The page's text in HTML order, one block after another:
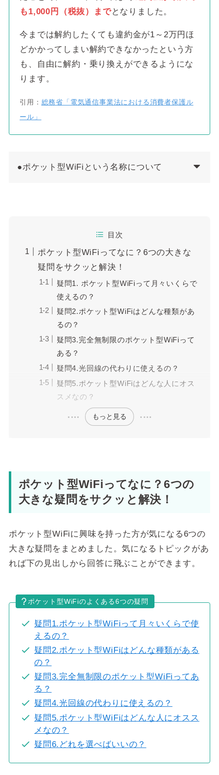
も1,000円（税抜）までとなりました。
今までは解約したくても違約金が1～2万円ほ
どかかってしまい解約できなかったという方
も、自由に解約・乗り換えができるようにな
ります。
引用： 総務省「電気通信事業法における消費者保護ル
ール」
●ポケット型WiFiという名称について
目次
ポケット型WiFiってなに？6つの大きな
疑問をサクッと解決！
疑問1. ポケット型WiFiって月々いくらで
使えるの？
疑問2.ポケット型WiFiはどんな種類があ
るの？
疑問3.完全無制限のポケット型WiFiって
ある？
疑問4.光回線の代わりに使えるの？
疑問5.ポケット型WiFiはどんな人にオス
スメなの？
もっと見る
ポケット型WiFiってなに？6つの
大きな疑問をサクッと解決！
ポケット型WiFiに興味を持った方が気になる6つの
大きな疑問をまとめました。気になるトピックがあ
れば下の見出しから回答に飛ぶことができます。
ポケット型WiFiのよくある6つの疑問
疑問1.ポケット型WiFiって月々いくらで使
えるの？
疑問2.ポケット型WiFiはどんな種類がある
の？
疑問3.完全無制限のポケット型WiFiってあ
る？
疑問4.光回線の代わりに使えるの？
疑問5.ポケット型WiFiはどんな人にオスス
メなの？
疑問6.どれを選べばいいの？